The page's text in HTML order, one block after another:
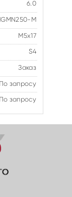
6.0
M
M5x17
S4
Заказ
По запросу
По запросу